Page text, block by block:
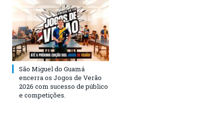
São Miguel do Guamá
encerra os Jogos de Verão
2026 com sucesso de público
e competições.